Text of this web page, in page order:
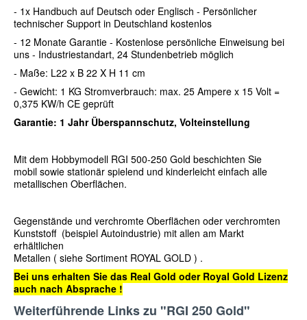
- 1x Handbuch auf Deutsch oder Englisch - Persönlicher
technischer Support in Deutschland kostenlos
- 12 Monate Garantie - Kostenlose persönliche Einweisung bei
uns - Industriestandart, 24 Stundenbetrieb möglich
- Maße: L22 x B 22 X H 11 cm
- Gewicht: 1 KG Stromverbrauch: max. 25 Ampere x 15 Volt =
0,375 KW/h CE geprüft
Garantie: 1 Jahr Überspannschutz, Volteinstellung
Mit dem Hobbymodell RGI 500-250 Gold beschichten Sie
mobil sowie stationär spielend und kinderleicht einfach alle
metallischen Oberflächen.
Gegenstände und verchromte Oberflächen oder verchromten
Kunststoff (beispiel Autoindustrie) mit allen am Markt
erhältlichen
Metallen ( siehe Sortiment ROYAL GOLD ) .
Bei uns erhalten Sie das Real Gold oder Royal Gold Lizenz
auch nach Absprache !
Weiterführende Links zu "RGI 250 Gold"